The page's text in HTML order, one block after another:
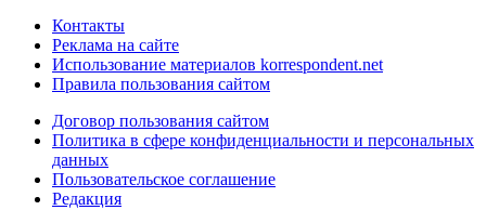
Контакты
Реклама на сайте
Использование материалов korrespondent.net
Правила пользования сайтом
Договор пользования сайтом
Политика в сфере конфиденциальности и персональных
данных
Пользовательское соглашение
Редакция